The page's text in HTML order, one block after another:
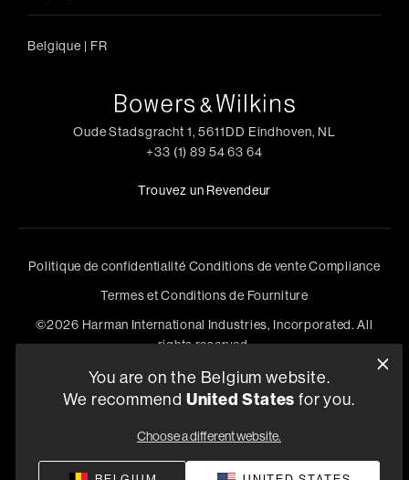
Belgique | FR
Oude Stadsgracht 1, 5611DD Eindhoven, NL
+33 (1) 89 54 63 64
Trouvez un Revendeur
Politique de confidentialité Conditions de vente Compliance
Termes et Conditions de Fourniture
©2026 Harman International Industries, Incorporated. All
rights reserved.
You are on the Belgium website.
We recommend United States for you.
Choose a different website.